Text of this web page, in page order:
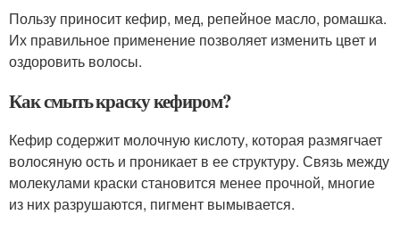
Пользу приносит кефир, мед, репейное масло, ромашка.
Их правильное применение позволяет изменить цвет и
оздоровить волосы.
Как смыть краску кефиром?
Кефир содержит молочную кислоту, которая размягчает
волосяную ость и проникает в ее структуру. Связь между
молекулами краски становится менее прочной, многие
из них разрушаются, пигмент вымывается.